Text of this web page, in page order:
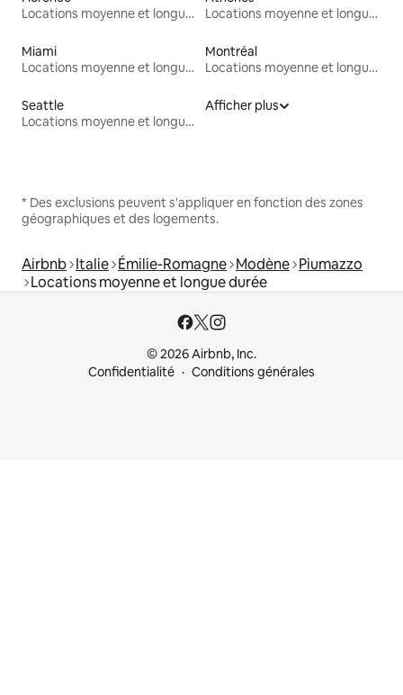
Locations moyenne et longue durée
Locations moyenne et longue durée
Miami
Locations moyenne et longue durée
Montréal
Locations moyenne et longue durée
Seattle
Locations moyenne et longue durée
Afficher plus
* Des exclusions peuvent s'appliquer en fonction des zones
géographiques et des logements.
Airbnb Italie Émilie-Romagne Modène Piumazzo
Locations moyenne et longue durée
© 2026 Airbnb, Inc.
Confidentialité
Conditions générales